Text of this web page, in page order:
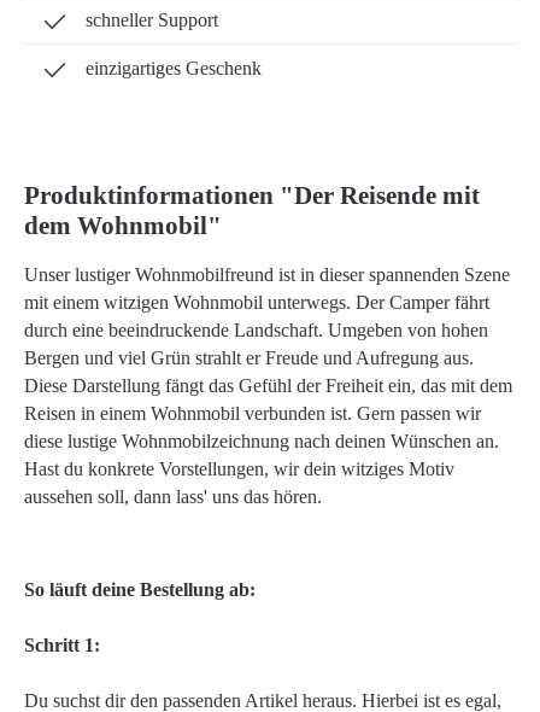
schneller Support
einzigartiges Geschenk
Produktinformationen "Der Reisende mit
dem Wohnmobil"
Unser lustiger Wohnmobilfreund ist in dieser spannenden Szene
mit einem witzigen Wohnmobil unterwegs. Der Camper fährt
durch eine beeindruckende Landschaft. Umgeben von hohen
Bergen und viel Grün strahlt er Freude und Aufregung aus.
Diese Darstellung fängt das Gefühl der Freiheit ein, das mit dem
Reisen in einem Wohnmobil verbunden ist. Gern passen wir
diese lustige Wohnmobilzeichnung nach deinen Wünschen an.
Hast du konkrete Vorstellungen, wir dein witziges Motiv
aussehen soll, dann lass' uns das hören.
So läuft deine Bestellung ab:
Schritt 1:
Du suchst dir den passenden Artikel heraus. Hierbei ist es egal,